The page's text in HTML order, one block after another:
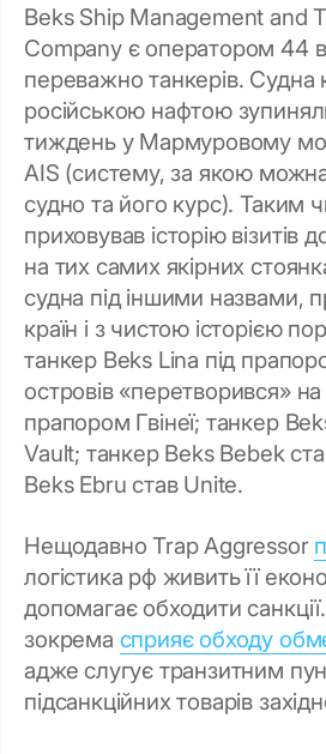
Beks Ship Management and
Company є оператором 44
переважно танкерів. Судна
російською нафтою
тиждень у Мармуровому
AIS (систему, за якою можна
судно та його курс). Таким
приховував історію візитів
на тих самих якірних
судна під іншими назвами,
країн і з чистою історією
танкер Beks Lina під
островів «перетворився» на
прапором Гвінеї; танкер
Vault; танкер Beks Bebek
Beks Ebru став Unite.
Нещодавно Trap Aggressor
логістика рф живить її
допомагає обходити
зокрема сприяє обходу
адже слугує транзитним
підсанкційних товарів